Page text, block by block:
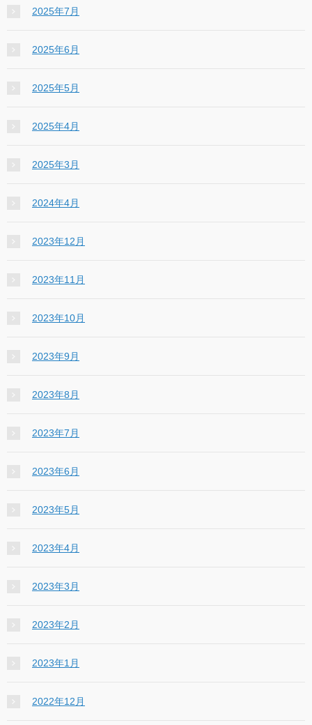
2025年7月
2025年6月
2025年5月
2025年4月
2025年3月
2024年4月
2023年12月
2023年11月
2023年10月
2023年9月
2023年8月
2023年7月
2023年6月
2023年5月
2023年4月
2023年3月
2023年2月
2023年1月
2022年12月